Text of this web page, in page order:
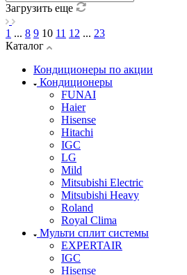
Загрузить еще
1 ... 8 9 10 11 12 ... 23
Каталог
Кондиционеры по акции
Кондиционеры
FUNAI
Haier
Hisense
Hitachi
IGC
LG
Mild
Mitsubishi Electric
Mitsubishi Heavy
Roland
Royal Clima
Мульти сплит системы
EXPERTAIR
IGC
Hisense